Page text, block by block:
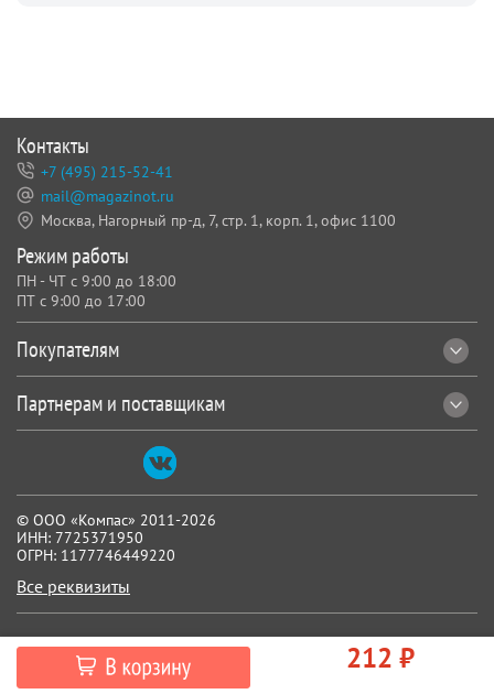
212 ₽
© ООО «Компас» 2011-2026
ИНН: 7725371950
ОГРН: 1177746449220
Все реквизиты
Покупателям
Партнерам и поставщикам
Контакты
+7 (495) 215-52-41
mail@magazinot.ru
Москва, Нагорный пр-д, 7, стр. 1, корп. 1, офис 1100
Режим работы
ПН - ЧТ с 9:00 до 18:00
ПТ с 9:00 до 17:00